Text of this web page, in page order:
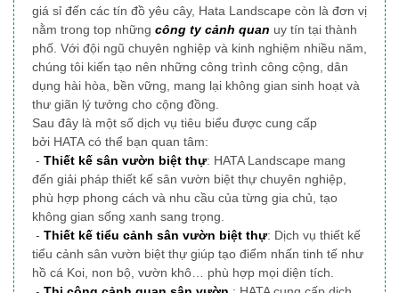
giá sỉ đến các tín đồ yêu cây, Hata Landscape còn là đơn vị
nằm trong top những công ty cảnh quan uy tín tại thành
phố . Với đội ngũ chuyên nghiệp và kinh nghiệm nhiều năm,
chúng tôi kiến tạo nên những công trình công cộng, dân
dụng hài hòa, bền vững, mang lại không gian sinh hoạt và
thư giãn lý tưởng cho cộng đồng.
Sau đây là một số dịch vụ tiêu biểu được cung cấp
bởi HATA có thể bạn quan tâm:
- Thiết kế sân vườn biệt thự: HATA Landscape mang
đến giải pháp thiết kế sân vườn biệt thự chuyên nghiệp,
phù hợp phong cách và nhu cầu của từng gia chủ, tạo
không gian sống xanh sang trọng.
- Thiết kế tiểu cảnh sân vườn biệt thự: Dịch vụ thiết kế
tiểu cảnh sân vườn biệt thự giúp tạo điểm nhấn tinh tế như
hồ cá Koi, non bộ, vườn khô… phù hợp mọi diện tích.